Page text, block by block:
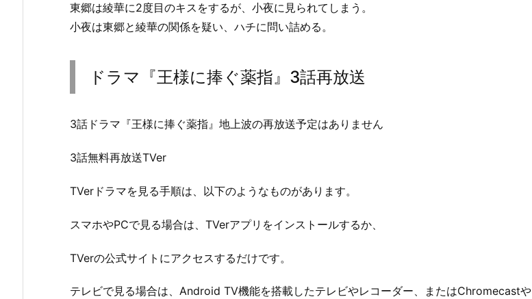
東郷は綾華に2度目のキスをするが、小夜に見られてしまう。
小夜は東郷と綾華の関係を疑い、ハチに問い詰める。
ドラマ『王様に捧ぐ薬指』3話再放送
3話ドラマ『王様に捧ぐ薬指』地上波の再放送予定はありません
3話無料再放送TVer
TVerドラマを見る手順は、以下のようなものがあります。
スマホやPCで見る場合は、TVerアプリをインストールするか、
TVerの公式サイトにアクセスするだけです。
テレビで見る場合は、Android TV機能を搭載したテレビやレコーダー、またはChromecastや